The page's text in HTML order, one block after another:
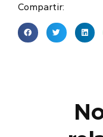
Compartir: